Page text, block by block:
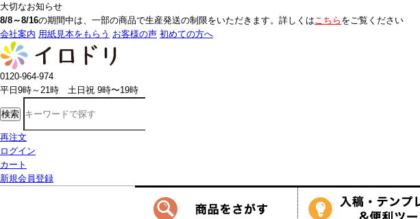
大切なお知らせ
8/8～8/16の期間中は、一部の商品で生産発送の制限をいただきます。詳しくはこちら をご覧ください
会社案内 用紙見本をもらう お客様の声 初めての方へ
0120-964-974
平日9時～21時 土日祝 9時〜19時
検索
再注文
ログイン
カート
新規会員登録